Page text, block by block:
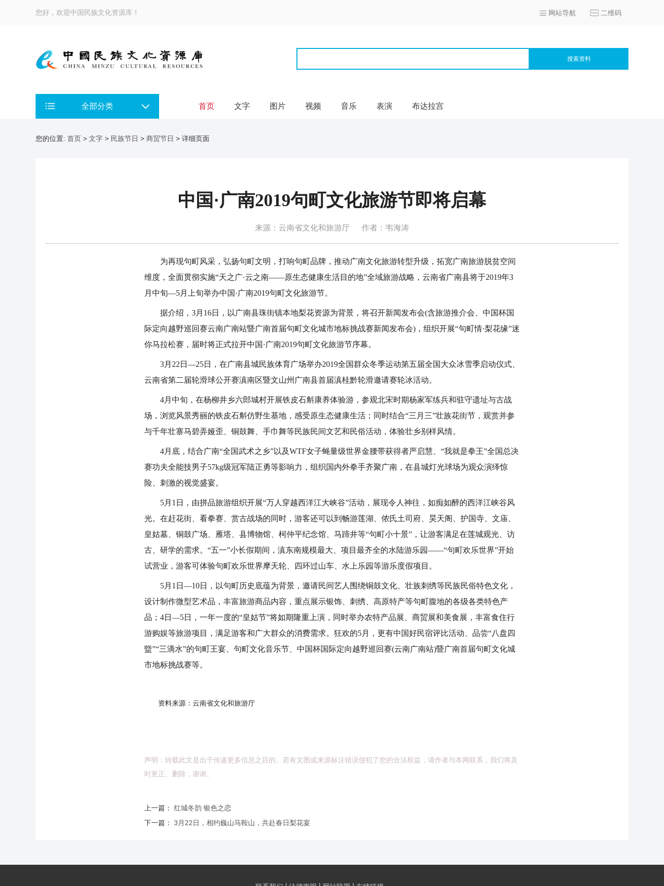
您好，欢迎中国民族文化资源库！ 网站导航 二维码
搜索资料
全部分类 首页 文字 图片 视频 音乐 表演 布达拉宫
您的位置: 首页 > 文字 > 民族节日 > 商贸节日 > 详细页面
中国·广南2019句町文化旅游节即将启幕
来源：云南省文化和旅游厅 作者：韦海涛
为再现句町风采，弘扬句町文明，打响句町品牌，推动广南文化旅游转型升级，拓宽广南旅游脱贫空间
维度，全面贯彻实施“天之广·云之南——原生态健康生活目的地”全域旅游战略，云南省广南县将于2019年3
月中旬—5月上旬举办中国·广南2019句町文化旅游节。
据介绍，3月16日，以广南县珠街镇本地梨花资源为背景，将召开新闻发布会(含旅游推介会、中国杯国
际定向越野巡回赛云南广南站暨广南首届句町文化城市地标挑战赛新闻发布会)，组织开展“句町情·梨花缘”迷
你马拉松赛，届时将正式拉开中国·广南2019句町文化旅游节序幕。
3月22日—25日，在广南县城民族体育广场举办2019全国群众冬季运动第五届全国大众冰雪季启动仪式、
云南省第二届轮滑球公开赛滇南区暨文山州广南县首届滇桂黔轮滑邀请赛轮冰活动。
4月中旬，在杨柳井乡六郎城村开展铁皮石斛康养体验游，参观北宋时期杨家军练兵和驻守遗址与古战
场，浏览风景秀丽的铁皮石斛仿野生基地，感受原生态健康生活；同时结合“三月三”壮族花街节，观赏并参
与千年壮寨马碧弄娅歪、铜鼓舞、手巾舞等民族民间文艺和民俗活动，体验壮乡别样风情。
4月底，结合广南“全国武术之乡”以及WTF女子蝇量级世界金腰带获得者严启慧、“我就是拳王”全国总决
赛功夫全能技男子57kg级冠军陆正勇等影响力，组织国内外拳手齐聚广南，在县城灯光球场为观众演绎惊
险、刺激的视觉盛宴。
5月1日，由拼品旅游组织开展“万人穿越西洋江大峡谷”活动，展现令人神往，如痴如醉的西洋江峡谷风
光。在赶花街、看拳赛、赏古战场的同时，游客还可以到畅游莲湖、侬氏土司府、昊天阁、护国寺、文庙、
皇姑墓、铜鼓广场、雁塔、县博物馆、柯仲平纪念馆、马蹄井等“句町小十景”，让游客满足在莲城观光、访
古、研学的需求。“五一”小长假期间，滇东南规模最大、项目最齐全的水陆游乐园——“句町欢乐世界”开始
试营业，游客可体验句町欢乐世界摩天轮、四环过山车、水上乐园等游乐度假项目。
5月1日—10日，以句町历史底蕴为背景，邀请民间艺人围绕铜鼓文化、壮族刺绣等民族民俗特色文化，
设计制作微型艺术品，丰富旅游商品内容，重点展示银饰、刺绣、高原特产等句町腹地的各级各类特色产
品；4日—5日，一年一度的“皇姑节”将如期隆重上演，同时举办农特产品展、商贸展和美食展，丰富食住行
游购娱等旅游项目，满足游客和广大群众的消费需求。狂欢的5月，更有中国好民宿评比活动、品尝“八盘四
盬”“三滴水”的句町王宴、句町文化音乐节、中国杯国际定向越野巡回赛(云南广南站)暨广南首届句町文化城
市地标挑战赛等。
资料来源：云南省文化和旅游厅
声明：转载此文是出于传递更多信息之目的。若有文图或来源标注错误侵犯了您的合法权益，请作者与本网联系，我们将及
时更正、删除，谢谢。
上一篇： 红城冬韵 银色之恋
下一篇： 3月22日，相约巍山马鞍山，共赴春日梨花宴